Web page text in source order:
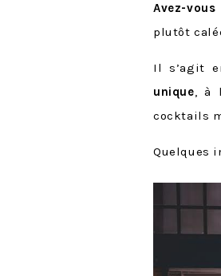
Avez-
plutôt
Il s’agit
unique, à
cocktails
Quelques